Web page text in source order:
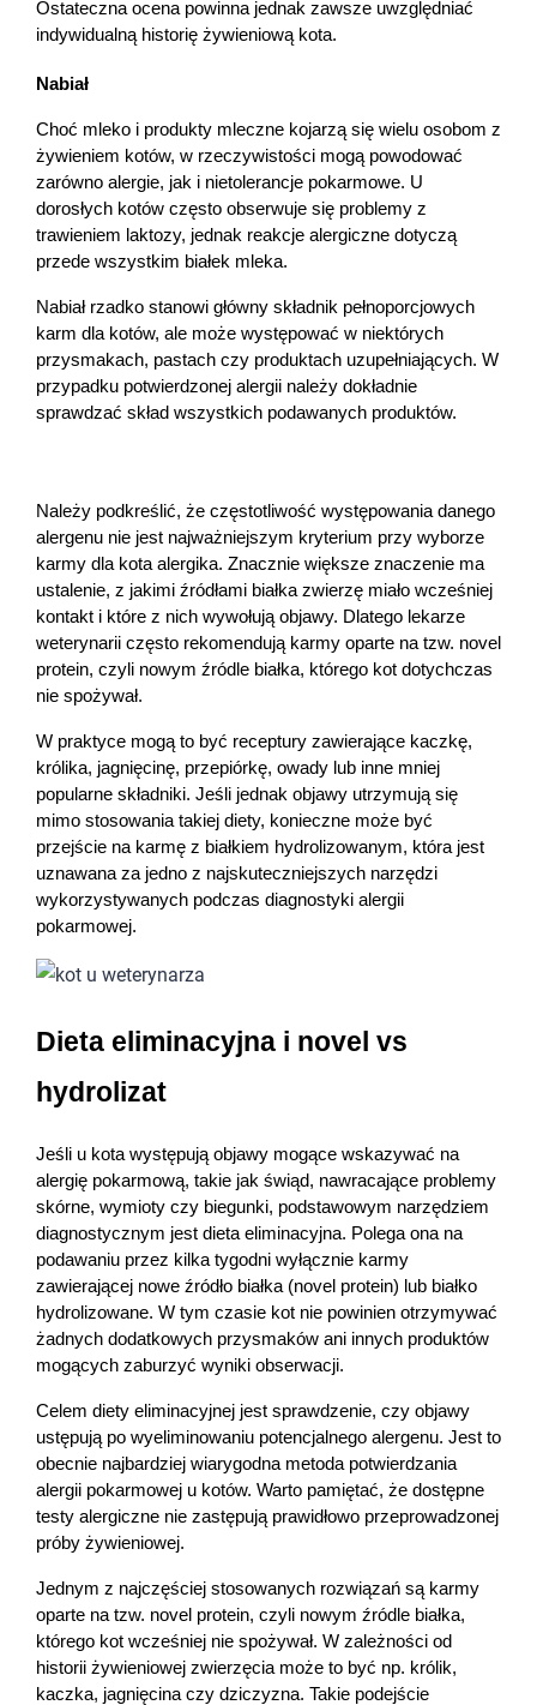
preferencji. Więcej informacji znajdziesz w
warunki przechowywania lub dostępu do
"Ustawienia" lub możesz zaakceptować
ustawienia wszystkich cookies klikając
AKCEPTUJĘ WSZYSTKIE
Ustawienia
AKCEPTUJĘ WSZYSTKIE
Ostateczna ocena powinna jednak zawsze uwzględniać
indywidualną historię żywieniową kota.
Nabiał
Choć mleko i produkty mleczne kojarzą się wielu osobom z
żywieniem kotów, w rzeczywistości mogą powodować
zarówno alergie, jak i nietolerancje pokarmowe. U
dorosłych kotów często obserwuje się problemy z
trawieniem laktozy, jednak reakcje alergiczne dotyczą
przede wszystkim białek mleka.
Nabiał rzadko stanowi główny składnik pełnoporcjowych
karm dla kotów, ale może występować w niektórych
przysmakach, pastach czy produktach uzupełniających. W
przypadku potwierdzonej alergii należy dokładnie
sprawdzać skład wszystkich podawanych produktów.
Należy podkreślić, że częstotliwość występowania danego
alergenu nie jest najważniejszym kryterium przy wyborze
karmy dla kota alergika. Znacznie większe znaczenie ma
ustalenie, z jakimi źródłami białka zwierzę miało wcześniej
kontakt i które z nich wywołują objawy. Dlatego lekarze
weterynarii często rekomendują karmy oparte na tzw. novel
protein, czyli nowym źródle białka, którego kot dotychczas
nie spożywał.
W praktyce mogą to być receptury zawierające kaczkę,
królika, jagnięcinę, przepiórkę, owady lub inne mniej
popularne składniki. Jeśli jednak objawy utrzymują się
mimo stosowania takiej diety, konieczne może być
przejście na karmę z białkiem hydrolizowanym, która jest
uznawana za jedno z najskuteczniejszych narzędzi
wykorzystywanych podczas diagnostyki alergii
pokarmowej.
Dieta eliminacyjna i novel vs
hydrolizat
Jeśli u kota występują objawy mogące wskazywać na
alergię pokarmową, takie jak świąd, nawracające problemy
skórne, wymioty czy biegunki, podstawowym narzędziem
diagnostycznym jest dieta eliminacyjna. Polega ona na
podawaniu przez kilka tygodni wyłącznie karmy
zawierającej nowe źródło białka (novel protein) lub białko
hydrolizowane. W tym czasie kot nie powinien otrzymywać
żadnych dodatkowych przysmaków ani innych produktów
mogących zaburzyć wyniki obserwacji.
Celem diety eliminacyjnej jest sprawdzenie, czy objawy
ustępują po wyeliminowaniu potencjalnego alergenu. Jest to
obecnie najbardziej wiarygodna metoda potwierdzania
alergii pokarmowej u kotów. Warto pamiętać, że dostępne
testy alergiczne nie zastępują prawidłowo przeprowadzonej
próby żywieniowej.
Jednym z najczęściej stosowanych rozwiązań są karmy
oparte na tzw. novel protein, czyli nowym źródle białka,
którego kot wcześniej nie spożywał. W zależności od
historii żywieniowej zwierzęcia może to być np. królik,
kaczka, jagnięcina czy dziczyzna. Takie podejście